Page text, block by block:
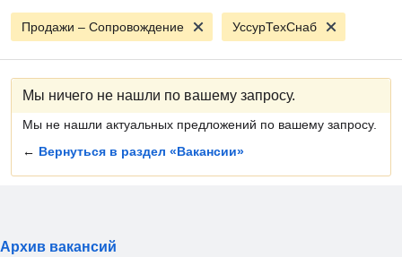
Продажи – Сопровождение УссурТехСнаб
Мы ничего не нашли по вашему запросу.
Мы не нашли актуальных предложений по вашему запросу.
← Вернуться в раздел «Вакансии»
Архив вакансий